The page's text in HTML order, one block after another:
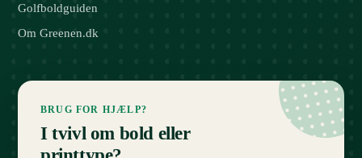
Golfboldguiden
Om Greenen.dk
BRUG FOR HJÆLP?
I tvivl om bold eller